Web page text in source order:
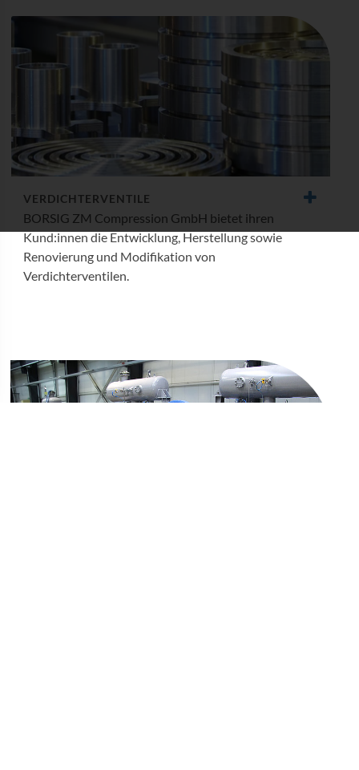
VERDICHTER­VENTILE
BORSIG ZM Compression GmbH bietet ihren
Kund:innen die Entwicklung, Herstellung sowie
Renovierung und Modifikation von
Verdichterventilen.